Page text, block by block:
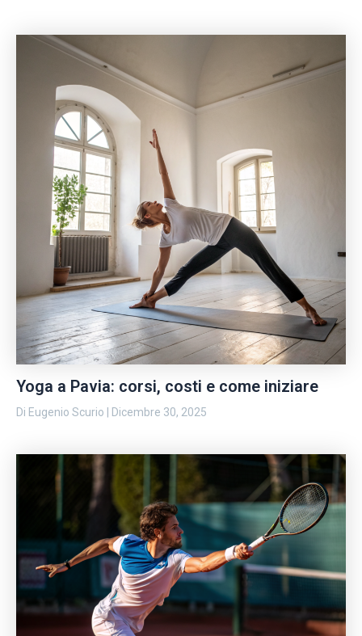
Yoga a Pavia: corsi, costi e come iniziare
Di Eugenio Scurio | Dicembre 30, 2025